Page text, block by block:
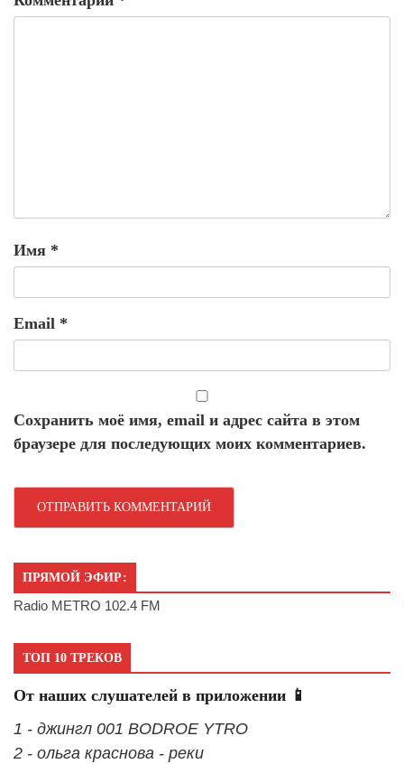
Имя *
Email *
Сохранить моё имя, email и адрес сайта в этом
браузере для последующих моих комментариев.
ПРЯМОЙ ЭФИР:
Radio METRO 102.4 FM
ТОП 10 ТРЕКОВ
От наших слушателей в приложении 📱
1 - джингл 001 BODROE YTRO
2 - ольга краснова - реки